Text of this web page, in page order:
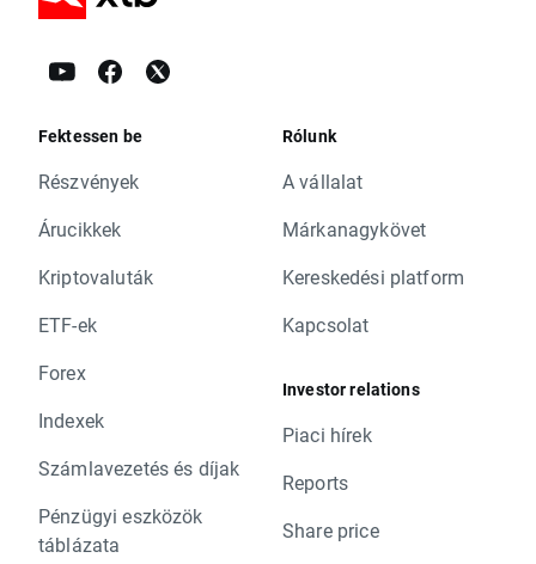
Fektessen be
Részvények
Árucikkek
Kriptovaluták
ETF-ek
Forex
Indexek
Számlavezetés és díjak
Pénzügyi eszközök
táblázata
Rólunk
A vállalat
Márkanagykövet
Kereskedési platform
Kapcsolat
Investor relations
Piaci hírek
Reports
Share price